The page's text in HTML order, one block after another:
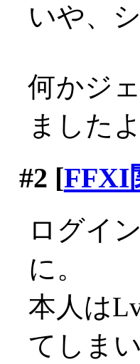
いや、
何かジ
ました
#2 [FFXI
ログイ
に。
本人は
てしま